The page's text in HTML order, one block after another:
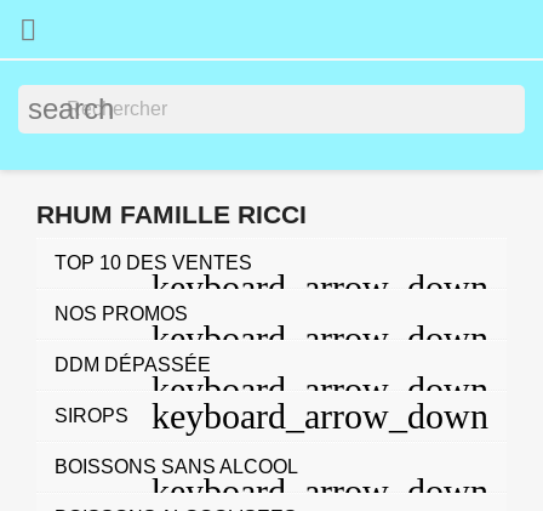

search
RHUM FAMILLE RICCI
TOP 10 DES VENTES
NOS PROMOS
DDM DÉPASSÉE
SIROPS
BOISSONS SANS ALCOOL